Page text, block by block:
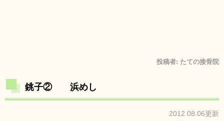
投稿者: たての接骨院
銚子② 浜めし
2012.08.06更新